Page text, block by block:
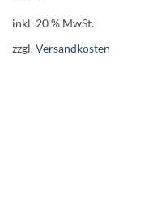
inkl. 20 % MwSt.
zzgl.Versandkosten